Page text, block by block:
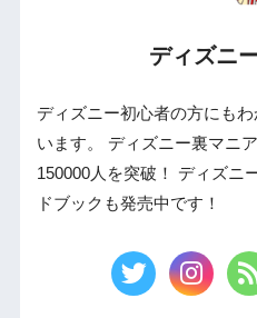
ディズニ
ディズニー初心者の方にも
います。 ディズニー裏マニ
150000人を突破！ ディズニ
ドブックも発売中です！